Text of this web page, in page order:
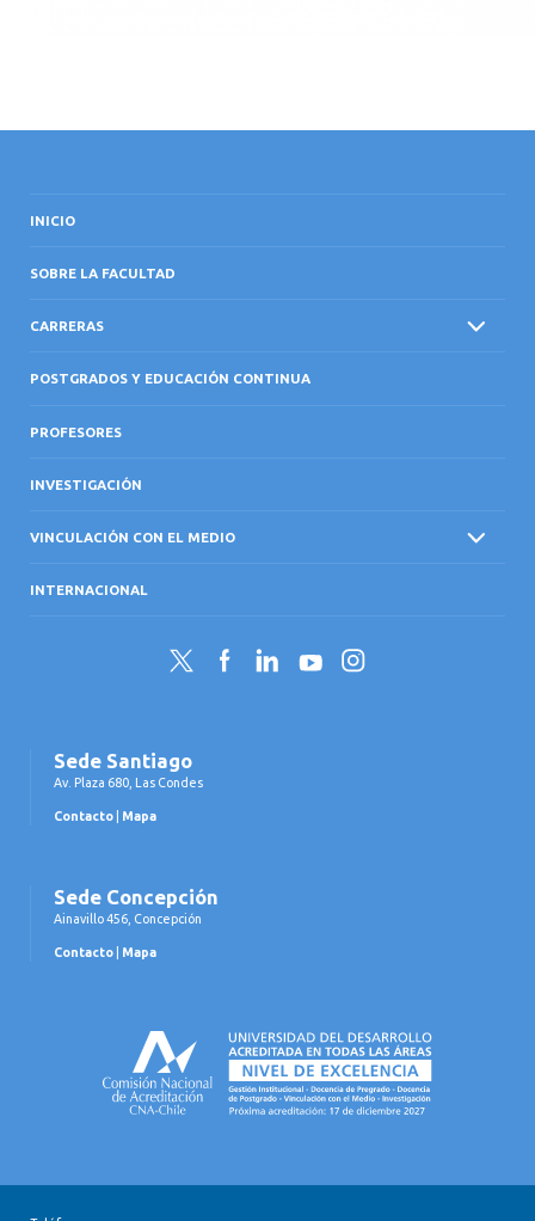
INICIO
SOBRE LA FACULTAD
CARRERAS
POSTGRADOS Y EDUCACIÓN CONTINUA
PROFESORES
INVESTIGACIÓN
VINCULACIÓN CON EL MEDIO
INTERNACIONAL
Twitter FacebookLinkedInYouTubeInstagram
Sede Santiago
Av. Plaza 680, Las Condes
Contacto Mapa
Sede Concepción
Ainavillo 456, Concepción
Contacto Mapa